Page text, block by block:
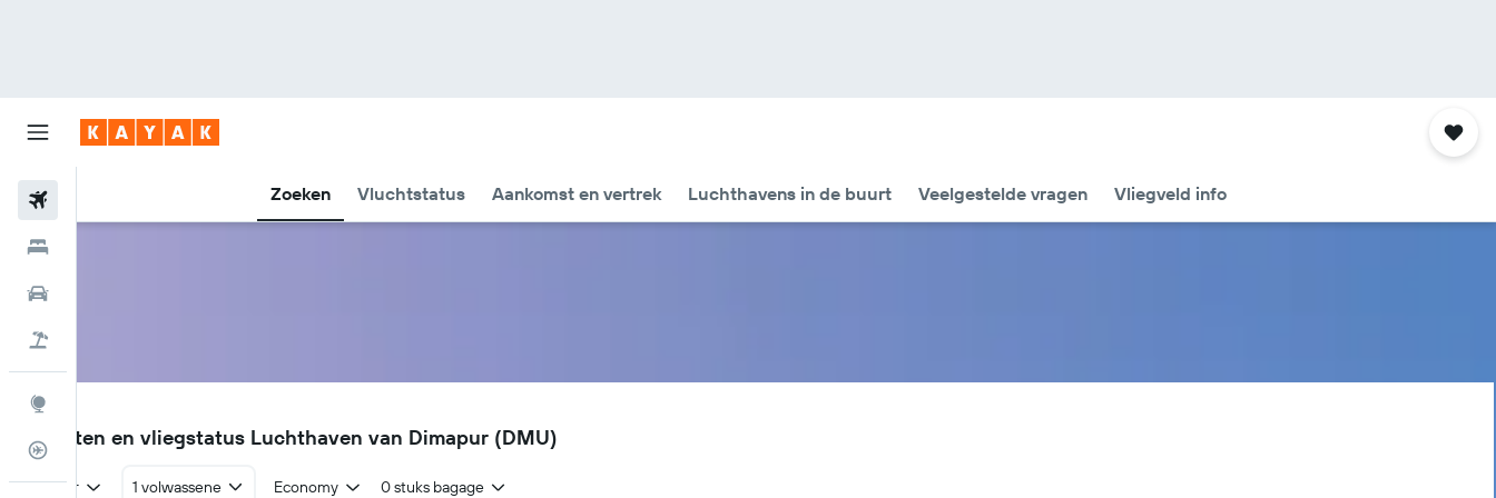
Zoeken Vluchtstatus Aankomst en vertrek Luchthavens in de buurt Veelgestelde vragen Vliegveld info
Vluchtstatus info
DMU
Vluchten en vliegstatus Luchthaven van Dimapur (DMU)
Retour 1 volwassene Economy 0 stuks bagage